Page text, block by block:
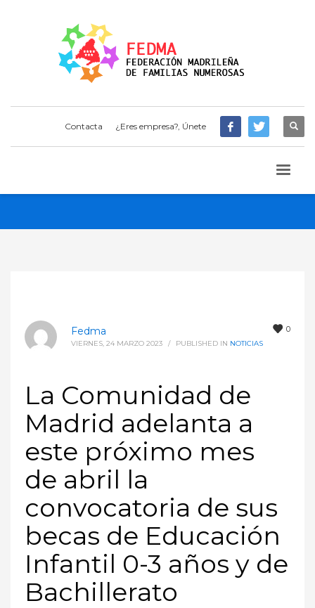
Contacta ¿Eres empresa?, Únete
0
Fedma
VIERNES, 24 MARZO 2023 / PUBLISHED IN NOTICIAS
La Comunidad de
Madrid adelanta a
este próximo mes
de abril la
convocatoria de sus
becas de Educación
Infantil 0-3 años y de
Bachillerato